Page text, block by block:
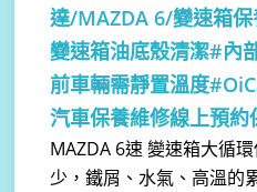
達/MAZDA 6/變速箱
變速箱油底殼清潔#內
前車輛需靜置溫度
汽車保養維修線上預約
MAZDA 6速 變速箱大循
少，鐵屑、水氣、高溫的